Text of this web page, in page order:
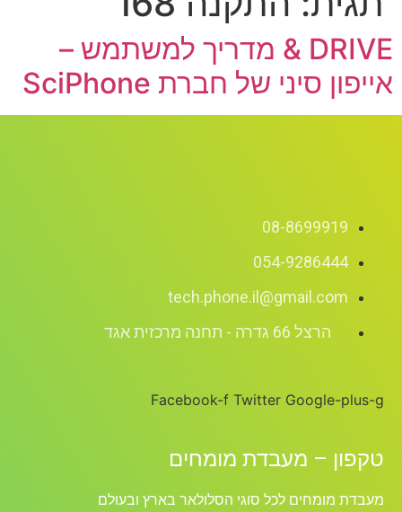
DRIVE & מדריך למשתמש –
אייפון סיני של חברת SciPhone
08-8699919
054-9286444
tech.phone.il@gmail.com
הרצל 66 גדרה - תחנה מרכזית אגד
Facebook-f Twitter Google-plus-g
טקפון – מעבדת מומחים
מעבדת מומחים לכל סוגי הסלולאר בארץ ובעולם